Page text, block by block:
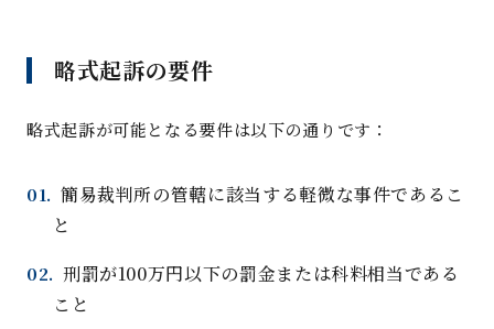
略式起訴の要件
略式起訴が可能となる要件は以下の通りです：
簡易裁判所の管轄に該当する軽微な事件であるこ
と
刑罰が100万円以下の罰金または科料相当である
こと